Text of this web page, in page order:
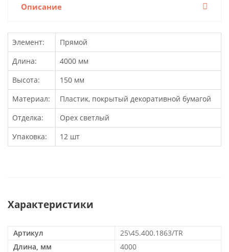
Описание
Элемент:
Прямой
Длина:
4000 мм
Высота:
150 мм
Материал:
Пластик, покрытый декоративной бумагой
Отделка:
Орех светлый
Упаковка:
12 шт
Характеристики
Артикул
25\45.400.1863/TR
Длина, мм
4000